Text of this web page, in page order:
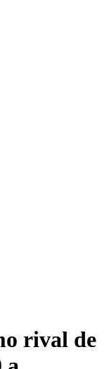
rival de